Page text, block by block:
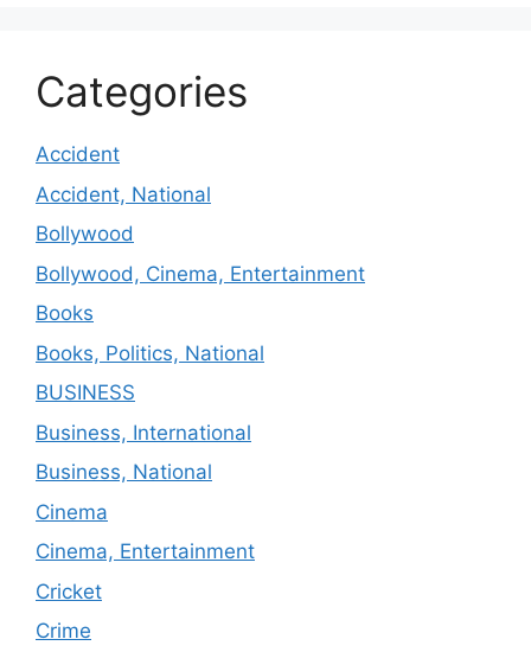
Categories
Accident
Accident, National
Bollywood
Bollywood, Cinema, Entertainment
Books
Books, Politics, National
BUSINESS
Business, International
Business, National
Cinema
Cinema, Entertainment
Cricket
Crime